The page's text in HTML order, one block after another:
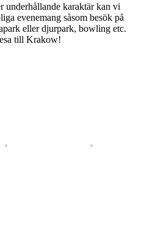
underhållande karaktär kan vi
evenemang såsom besök på
eller djurpark, bowling etc.
till Krakow!